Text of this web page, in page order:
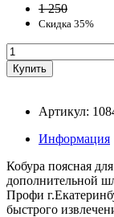
1 250
Скидка 35%
Артикул:
Информация
Кобура поясная
дополнительной
Профи
быстрого